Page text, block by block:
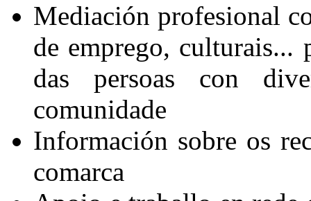
Mediación profesional
de emprego, culturais...
das persoas con
comunidade
Información sobre os
comarca